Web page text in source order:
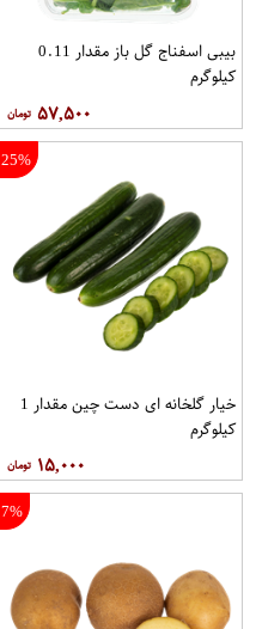
بیبی اسفناج گل باز مقدار 0.11
کیلوگرم
۵۷,۵۰۰
25%
خیار گلخانه ای دست چین مقدار 1
کیلوگرم
۱۵,۰۰۰
7%